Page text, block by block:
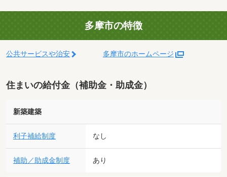
多摩市の特徴
公共サービスや治安 多摩市のホームページ
住まいの給付金（補助金・助成金）
新築建築
利子補給制度 なし
補助／助成金制度 あり